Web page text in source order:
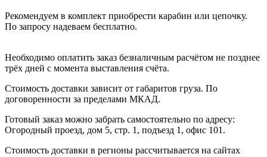
Рекомендуем в комплект приобрести карабин или цепочку.
По запросу надеваем бесплатно.
Необходимо оплатить заказ безналичным расчётом не позднее
трёх дней с момента выставления счёта.
Стоимость доставки зависит от габаритов груза. По
договоренности за пределами МКАД.
Готовый заказ можно забрать самостоятельно по адресу:
Огородный проезд, дом 5, стр. 1, подъезд 1, офис 101.
Стоимость доставки в регионы рассчитывается на сайтах